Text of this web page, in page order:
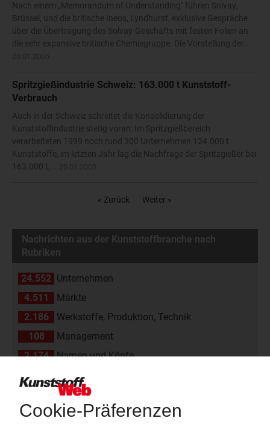
Nach einem „Memorandum of Understanding" führen Solvay,
Brüssel, und die britische Ineos, Lyndhurst, exklusive Gespräche
über die Übertragung des Solvay-Geschäfts mit festen Folien an
die sehr expansive britische Chemiegruppe. Die Vorstellung der...
Spritzgießindustrie Schweiz: 163.000 t Kunststoff-
Verbrauch
Auch in der Schweiz schreitet die Konsolidierung der
Kunststoffindustrie stetig voran: Im Spritzgießbereich
verarbeiteten 1999 noch rund 300 Unternehmen 124.000 t
Kunststoffe, im letzten Jahr lag die Nachfrage der Spritzgießer bei
163.000 t,...
« Zurück Weiter »
Nachrichten aus der Kunststoffbranche nach
Rubriken
24.552 Unternehmen
4.511
Märkte
2.186
Werkstoffe, Produktion, Technik
108
Management
2.174
Namen und Köpfe
1.839
Branche
Veranstaltungen
11
Kommentare